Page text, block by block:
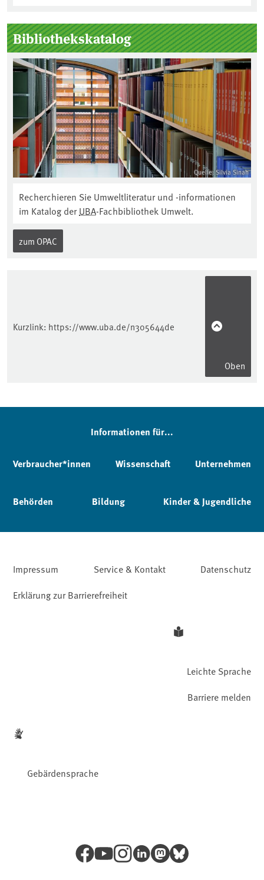
Bibliothekskatalog
Quelle: Silvia Sinah
Recherchieren Sie Umweltliteratur und -informationen
im Katalog derUBA-Fachbibliothek Umwelt.
zum OPAC
Kurzlink: https://www.uba.de/n305644de
Oben
Informationen für...
Verbraucher*innen Wissenschaft Unternehmen
Behörden Bildung Kinder & Jugendliche
Impressum Service & Kontakt
Datenschutz
Erklärung zur Barrierefreiheit
Leichte Sprache
Gebärdensprache
Barriere melden